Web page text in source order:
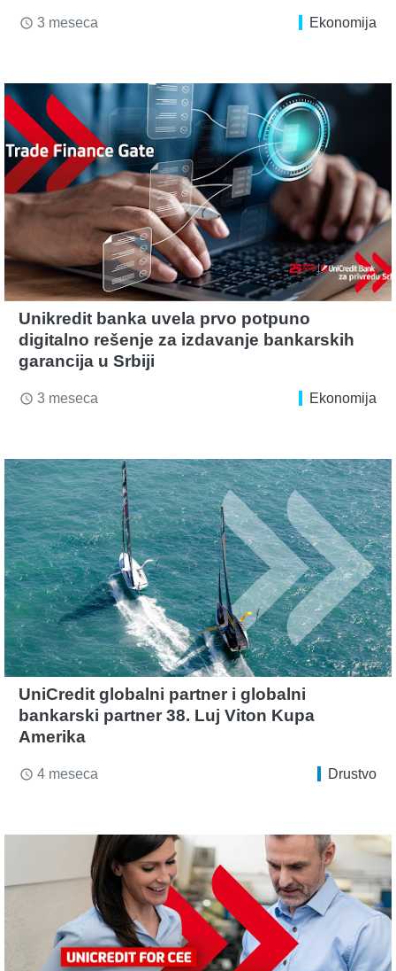
access_time 3 meseca Ekonomija
Unikredit banka uvela prvo potpuno
digitalno rešenje za izdavanje bankarskih
garancija u Srbiji
access_time 3 meseca Ekonomija
UniCredit globalni partner i globalni
bankarski partner 38. Luj Viton Kupa
Amerika
access_time 4 meseca Drustvo